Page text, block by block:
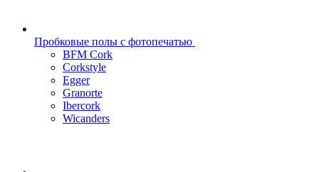
Пробковые полы с фотопечатью
BFM Cork
Corkstyle
Egger
Granorte
Ibercork
Wicanders